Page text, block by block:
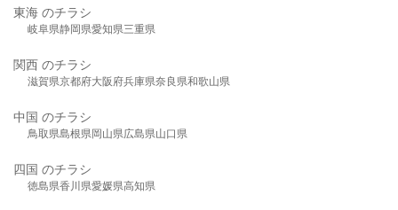
東海 のチラシ
岐阜県静岡県愛知県三重県
関西 のチラシ
滋賀県京都府大阪府兵庫県奈良県和歌山県
中国 のチラシ
鳥取県島根県岡山県広島県山口県
四国 のチラシ
徳島県香川県愛媛県高知県